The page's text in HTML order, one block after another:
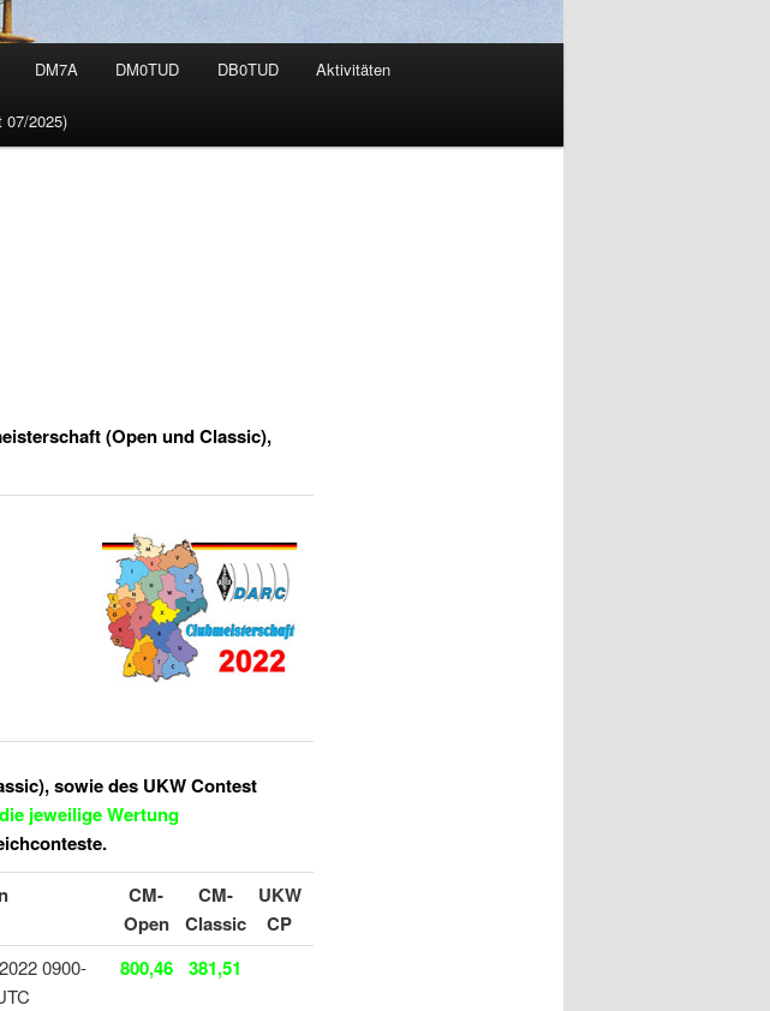
DM7A DM0TUD DB0TUD Aktivitäten
07/2025)
(Open und Classic),
sowie des UKW Contest
jeweilige Wertung
CM-
Open
CM-
Classic
UKW
CP
0900-
800,46 381,51